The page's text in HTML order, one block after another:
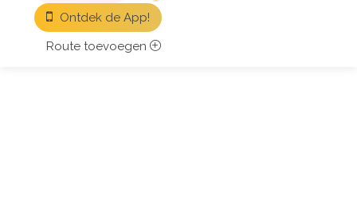
Ontdek de App!
Route toevoegen